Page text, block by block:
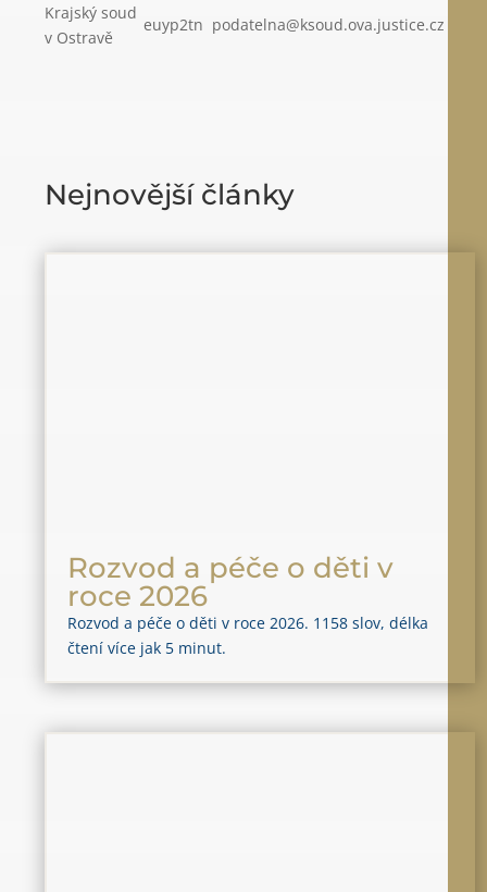
Krajský soud
v Ostravě
euyp2tn podatelna@ksoud.ova.justice.cz
Nejnovější články
Rozvod a péče o děti v
roce 2026
Rozvod a péče o děti v roce 2026. 1158 slov, délka
čtení více jak 5 minut.